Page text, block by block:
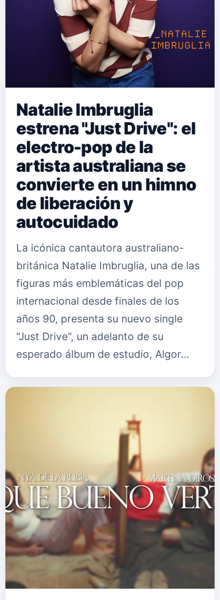
Natalie Imbruglia
estrena "Just Drive": el
electro-pop de la
artista australiana se
convierte en un himno
de liberación y
autocuidado
La icónica cantautora australiano-
británica Natalie Imbruglia, una de las
figuras más emblemáticas del pop
internacional desde finales de los
años 90, presenta su nuevo single
"Just Drive", un adelanto de su
esperado álbum de estudio, Algor…